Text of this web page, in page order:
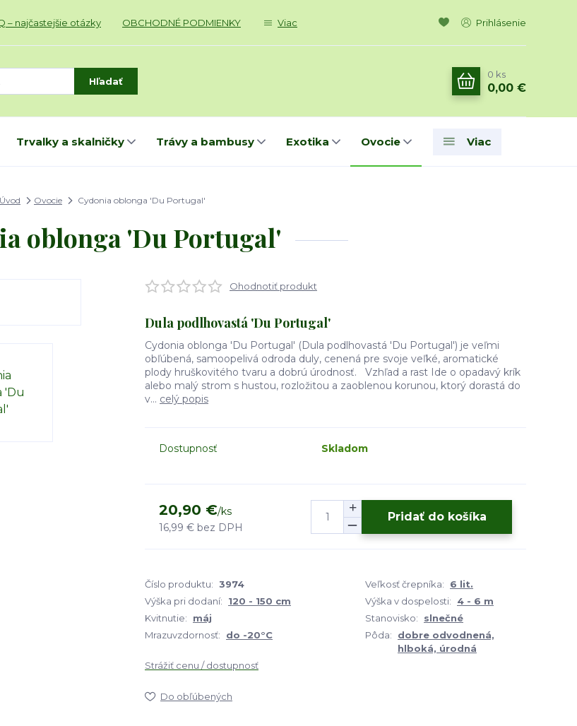
– najčastejšie otázky OBCHODNÉ PODMIENKY Viac Prihlásenie
Hľadať
0 ks
0,00 €
Trvalky a skalničky Trávy a bambusy Exotika Ovocie Viac
Úvod Ovocie Cydonia oblonga 'Du Portugal'
oblonga 'Du Portugal'
Ohodnotiť produkt
Dula podlhovastá 'Du Portugal'
Cydonia oblonga 'Du Portugal' (Dula podlhovastá 'Du Portugal') je veľmi
obľúbená, samoopelivá odroda duly, cenená pre svoje veľké, aromatické
plody hruškovitého tvaru a dobrú úrodnosť. Vzhľad a rast Ide o opadavý krík
alebo malý strom s hustou, rozložitou a zaoblenou korunou, ktorý dorastá do
v... celý popis
Dostupnosť Skladom
20,90 €/ks
16,99 € bez DPH
Pridať do košíka
Číslo produktu: 3974 Veľkosť črepníka:
6 lit.
Výška pri dodaní:
120 - 150 cm Výška v dospelosti:
4 - 6 m
Kvitnutie:
máj Stanovisko:
slnečné
Mrazuvzdornosť:
do -20°C Pôda:
dobre odvodnená,
hlboká, úrodná
Strážiť cenu / dostupnosť
Do obľúbených